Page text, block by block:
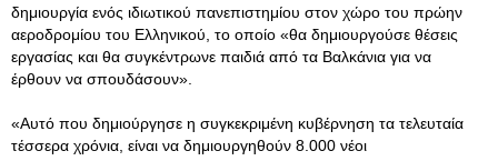
δημιουργία ενός ιδιωτικού πανεπιστημίου στον χώρο του πρώην
αεροδρομίου του Ελληνικού, το οποίο «θα δημιουργούσε θέσεις
εργασίας και θα συγκέντρωνε παιδιά από τα Βαλκάνια για να
έρθουν να σπουδάσουν».
«Αυτό που δημιούργησε η συγκεκριμένη κυβέρνηση τα τελευταία
τέσσερα χρόνια, είναι να δημιουργηθούν 8.000 νέοι